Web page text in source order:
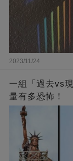
2023/11/24
一組「過去vs
量有多恐怖！